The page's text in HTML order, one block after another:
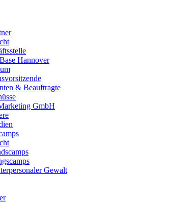
Hannover
& Beauftragte
GmbH
Gewalt